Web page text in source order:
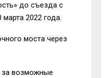
до съезда с
2022 года.
моста через
за возможные